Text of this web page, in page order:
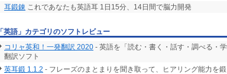
耳鍛錬 これであなたも英語耳 1日15分、14日間で脳力開発
「英語」カテゴリのソフトレビュー
コリャ英和！一発翻訳 2020 - 英語を「読む・書く・話す・調べる・
翻訳ソフト
英耳鍛 1.1.2 - フレーズのまとまりを聞き取って、ヒアリング能力を